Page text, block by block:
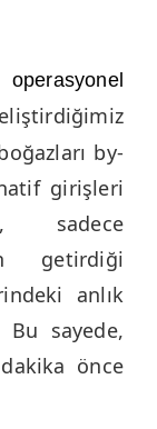
by-
girişleri
sadece
getirdiği
anlık
sayede,
önce